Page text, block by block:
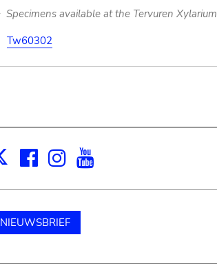
Specimens available at the Tervuren Xylarium
Tw60302
X Facebook
Instagram
NIEUWSBRIEF